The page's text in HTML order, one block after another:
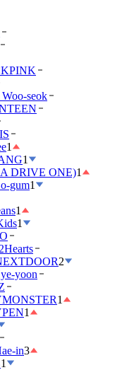
seok
1
1
DRIVE ONE)1
gum1
1
1
2
yoon
1
1
in3
1